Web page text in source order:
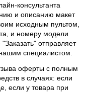
консультанта
и описанию макет
исходным пультом,
и номеру модели
отправляет
специалистом.
оферты с полным
в случаях: если
если у товара при